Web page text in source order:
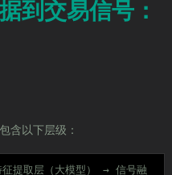
到交易信号：
含以下层级：
提取层（大模型） → 信号融